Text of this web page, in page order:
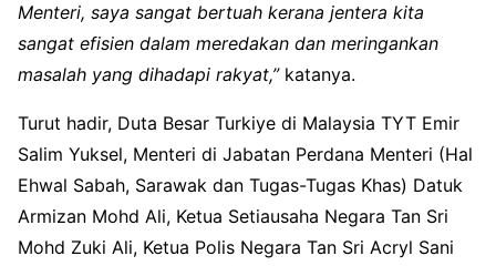
Menteri, saya sangat bertuah kerana jentera kita
sangat efisien dalam meredakan dan meringankan
masalah yang dihadapi rakyat,”katanya.
Turut hadir, Duta Besar Turkiye di Malaysia TYT Emir
Salim Yuksel, Menteri di Jabatan Perdana Menteri (Hal
Ehwal Sabah, Sarawak dan Tugas-Tugas Khas) Datuk
Armizan Mohd Ali, Ketua Setiausaha Negara Tan Sri
Mohd Zuki Ali, Ketua Polis Negara Tan Sri Acryl Sani